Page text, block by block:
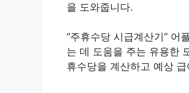
을 도와줍니다.
“주휴수당 시급계산기” 어
는 데 도움을 주는 유용한
휴수당을 계산하고 예상